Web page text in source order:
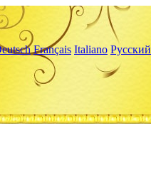
Français Italiano Русский